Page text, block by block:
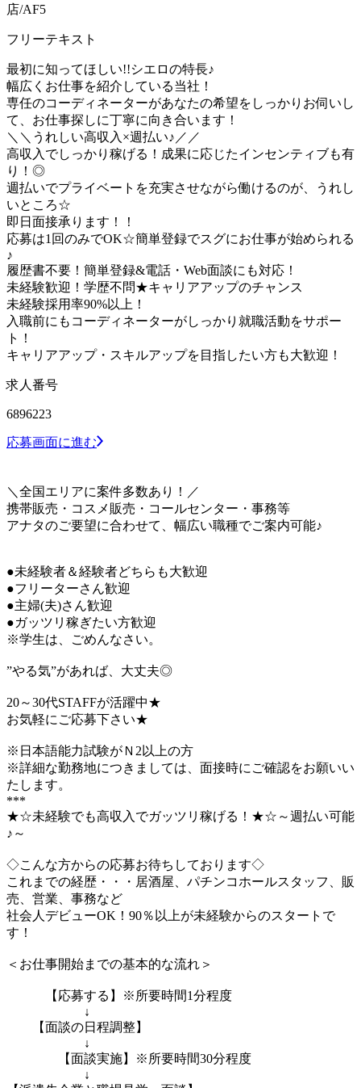
店/AF5
フリーテキスト
最初に知ってほしい!!シエロの特長♪
幅広くお仕事を紹介している当社！
専任のコーディネーターがあなたの希望をしっかりお伺いし
て、お仕事探しに丁寧に向き合います！
＼＼うれしい高収入×週払い♪／／
高収入でしっかり稼げる！成果に応じたインセンティブも有
り！◎
週払いでプライベートを充実させながら働けるのが、うれし
いところ☆
即日面接承ります！！
応募は1回のみでOK☆簡単登録でスグにお仕事が始められる
♪
履歴書不要！簡単登録&電話・Web面談にも対応！
未経験歓迎！学歴不問★キャリアアップのチャンス
未経験採用率90%以上！
入職前にもコーディネーターがしっかり就職活動をサポー
ト！
キャリアアップ・スキルアップを目指したい方も大歓迎！
求人番号
6896223
応募画面に進む
＼全国エリアに案件多数あり！／
携帯販売・コスメ販売・コールセンター・事務等
アナタのご要望に合わせて、幅広い職種でご案内可能♪
●未経験者＆経験者どちらも大歓迎
●フリーターさん歓迎
●主婦(夫)さん歓迎
●ガッツリ稼ぎたい方歓迎
※学生は、ごめんなさい。
”やる気”があれば、大丈夫◎
20～30代STAFFが活躍中★
お気軽にご応募下さい★
※日本語能力試験がＮ2以上の方
※詳細な勤務地につきましては、面接時にご確認をお願いい
たします。
***
★☆未経験でも高収入でガッツリ稼げる！★☆～週払い可能
♪～
◇こんな方からの応募お待ちしております◇
これまでの経歴・・・居酒屋、パチンコホールスタッフ、販
売、営業、事務など
社会人デビューOK！90％以上が未経験からのスタートで
す！
＜お仕事開始までの基本的な流れ＞
【応募する】※所要時間1分程度
↓
【面談の日程調整】
↓
【面談実施】※所要時間30分程度
↓